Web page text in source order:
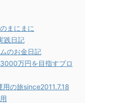
まにまに
践日記
のお金日記
万円を目指すブロ
の旅since2011.7.18